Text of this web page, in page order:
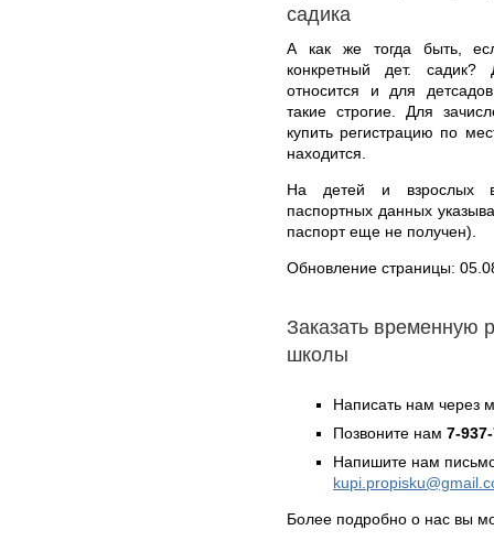
садика
А как же тогда быть,
конкретный дет.
относится и для
такие строгие. Для
купить регистрацию по
находится.
На детей и взрослых
паспортных данных
паспорт еще не получен).
Обновление страницы:
Заказать временную
школы
Написать нам через
Позвоните нам 7-
Напишите нам
Более подробно о нас вы